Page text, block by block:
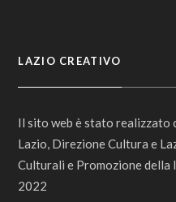
LAZIO CREATIVO
Il sito web è stato
Lazio, Direzione Cultura e
Culturali e Promozione della
2022